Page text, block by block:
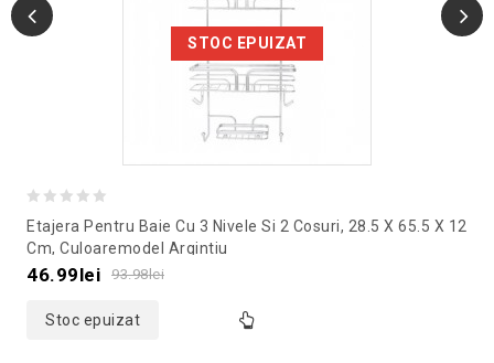
STOC EPUIZAT
out
of
Etajera Pentru Baie Cu 3 Nivele Si 2 Cosuri, 28.5 X 65.5 X 12
Cm, Culoaremodel Argintiu
93.98lei
46.99lei
Stoc epuizat